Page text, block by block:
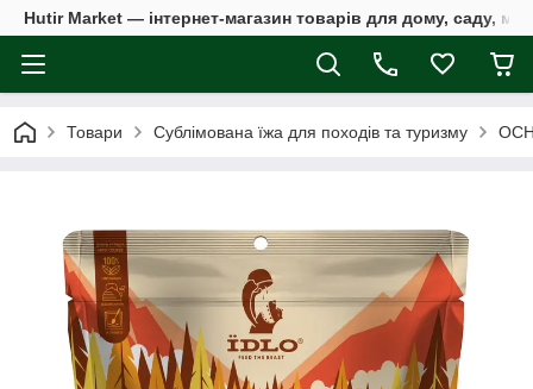
Hutir Market — інтернет-магазин товарів для дому, саду,
Товари Сублімована їжа для походів та туризму